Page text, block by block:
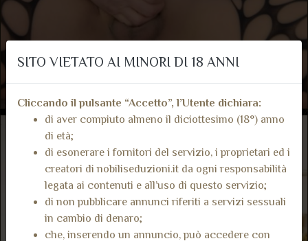
SITO VIETATO AI MINORI DI 18 ANNI
Cliccando il pulsante “Accetto”, l’Utente dichiara:
di aver compiuto almeno il diciottesimo (18°) anno
di età;
di esonerare i fornitori del servizio, i proprietari ed i
creatori di nobiliseduzioni.it da ogni responsabilità
legata ai contenuti e all’uso di questo servizio;
di non pubblicare annunci riferiti a servizi sessuali
in cambio di denaro;
che, inserendo un annuncio, può accedere con